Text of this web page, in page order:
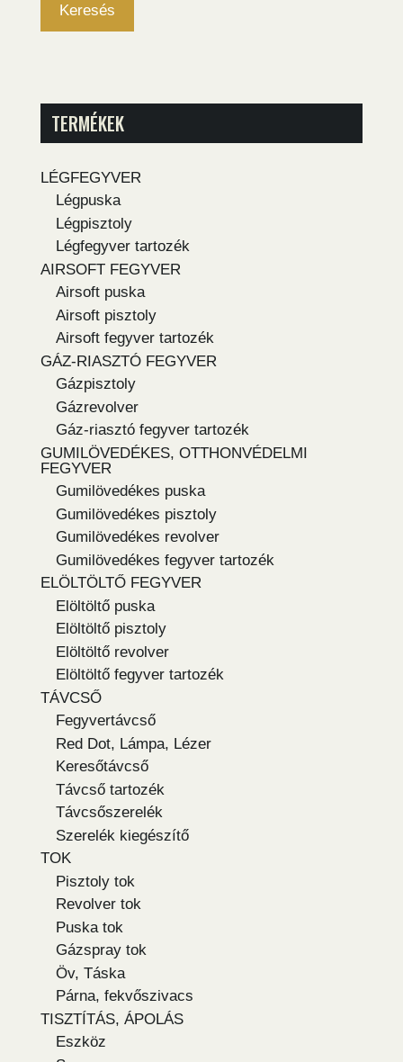
Keresés
TERMÉKEK
LÉGFEGYVER
Légpuska
Légpisztoly
Légfegyver tartozék
AIRSOFT FEGYVER
Airsoft puska
Airsoft pisztoly
Airsoft fegyver tartozék
GÁZ-RIASZTÓ FEGYVER
Gázpisztoly
Gázrevolver
Gáz-riasztó fegyver tartozék
GUMILÖVEDÉKES, OTTHONVÉDELMI
FEGYVER
Gumilövedékes puska
Gumilövedékes pisztoly
Gumilövedékes revolver
Gumilövedékes fegyver tartozék
ELÖLTÖLTŐ FEGYVER
Elöltöltő puska
Elöltöltő pisztoly
Elöltöltő revolver
Elöltöltő fegyver tartozék
TÁVCSŐ
Fegyvertávcső
Red Dot, Lámpa, Lézer
Keresőtávcső
Távcső tartozék
Távcsőszerelék
Szerelék kiegészítő
TOK
Pisztoly tok
Revolver tok
Puska tok
Gázspray tok
Öv, Táska
Párna, fekvőszivacs
TISZTÍTÁS, ÁPOLÁS
Eszköz